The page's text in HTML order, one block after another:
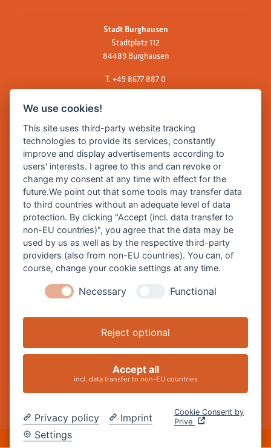
Stadt Burghausen
Stadtplatz 112
84489 Burghausen
T. +49 8677 887 0
E Mail:
Zentrale Webseite der Stadt Burghausen:
www.burghausen.de
Burghausen in leichter Sprache
So funktioniert burghausen.de
Inhalte von burghausen.de
Datenschutz
Barrierefreiheitserklärung
Cookie-Einstellungen ändern
DE
We use cookies!
This site uses third-party website tracking
technologies to provide its services, constantly
improve and display advertisements according to
users' interests. I agree to this and can revoke or
change my consent at any time with effect for the
future.We point out that some tools may transfer data
to third countries without an adequate level of data
protection. By clicking "Accept (incl. data transfer to
non-EU countries)", you agree that the data may be
used by us as well as by the respective third-party
providers (also from non-EU countries). You can, of
course, change your cookie settings at any time.
Necessary Functional
Reject optional
Accept all
incl. data transfer to non-EU countries
Privacy policy
Imprint
Settings
Cookie Consent by
Prive